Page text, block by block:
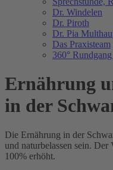
Dr. Windelen
Dr. Piroth
Dr. Pia
Das Praxisteam
360°
Ernährung
in der
Die Ernährung in der
und naturbelassen sein.
100% erhöht.